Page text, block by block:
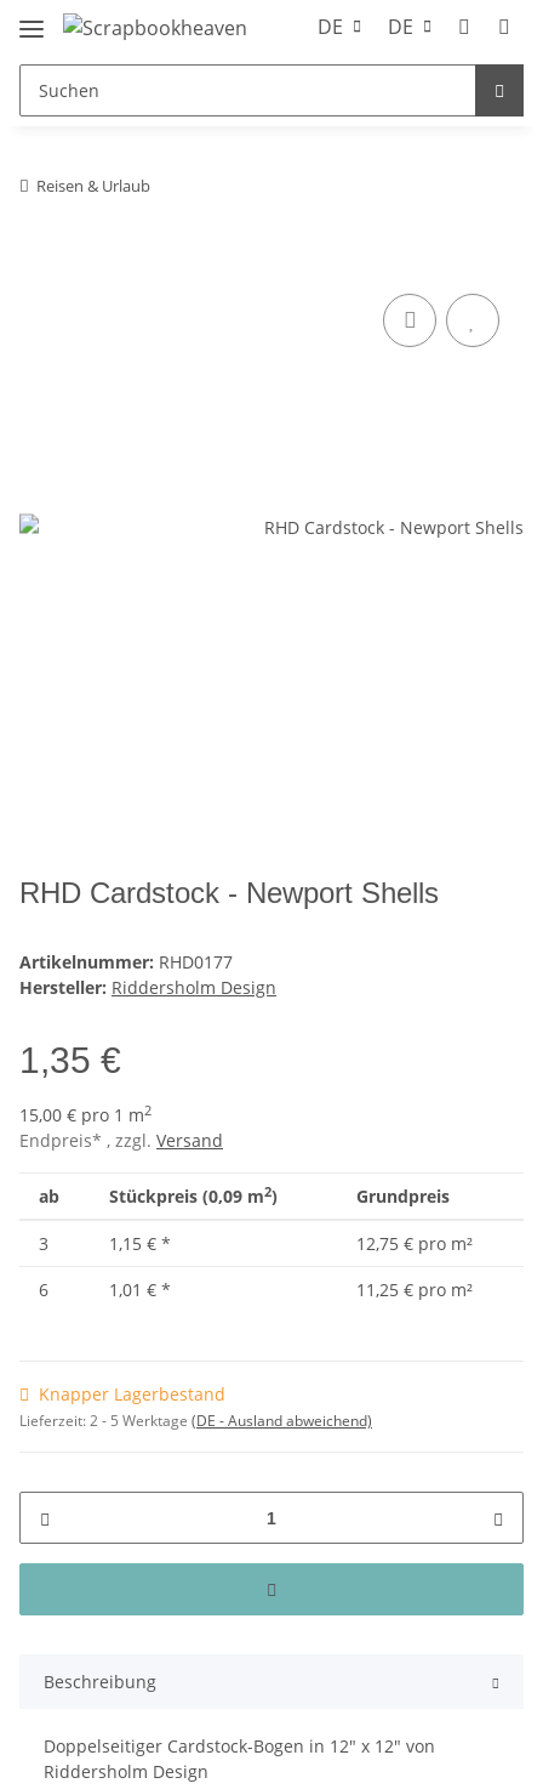
DE DE
Reisen & Urlaub
RHD Cardstock - Newport Shells
Artikelnummer: RHD0177
Hersteller: Riddersholm Design
1,35 €
15,00 € pro 1 m2
Endpreis* , zzgl. Versand
ab Stückpreis (0,09 m2) Grundpreis
3 1,15 € *
12,75 € pro m²
6
1,01 € * 11,25 € pro m²
Knapper Lagerbestand
Lieferzeit:2 - 5 Werktage (DE - Ausland abweichend)
Beschreibung
Doppelseitiger Cardstock-Bogen in 12" x 12" von
Riddersholm Design